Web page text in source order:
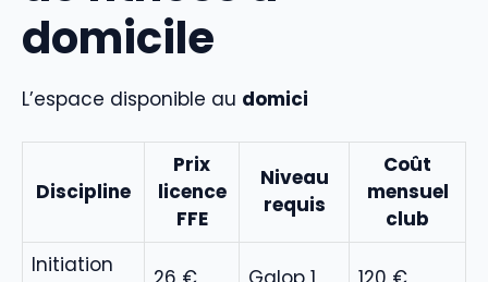
domicile
L’espace disponible au domici
Discipline
Prix
licence
FFE
Niveau
requis
Coût
mensuel
club
Initiation